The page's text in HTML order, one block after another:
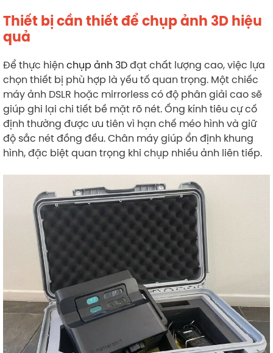
Thiết bị cần thiết để chụp ảnh 3D hiệu
quả
Để thực hiện chụp ảnh 3Dđạt chất lượng cao, việc lựa
chọn thiết bị phù hợp là yếu tố quan trọng. Một chiếc
máy ảnh DSLR hoặc mirrorless có độ phân giải cao sẽ
giúp ghi lại chi tiết bề mặt rõ nét. Ống kính tiêu cự cố
định thường được ưu tiên vì hạn chế méo hình và giữ
độ sắc nét đồng đều. Chân máy giúp ổn định khung
hình, đặc biệt quan trọng khi chụp nhiều ảnh liên tiếp.